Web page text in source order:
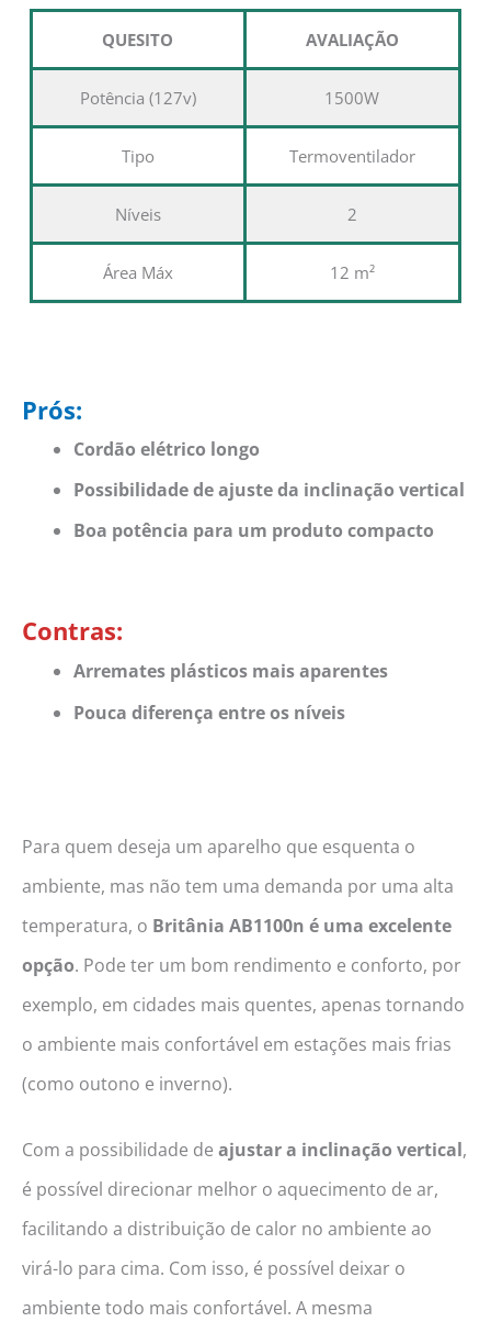
QUESITO AVALIAÇÃO
Potência (127v) 1500W
Tipo Termoventilador
Níveis 2
Área Máx 12 m²
Prós:
Cordão elétrico longo
Possibilidade de ajuste da inclinação vertical
Boa potência para um produto compacto
Contras:
Arremates plásticos mais aparentes
Pouca diferença entre os níveis
Para quem deseja um aparelho que esquenta o
ambiente, mas não tem uma demanda por uma alta
temperatura, o Britânia AB1100n é uma excelente
opção. Pode ter um bom rendimento e conforto, por
exemplo, em cidades mais quentes, apenas tornando
o ambiente mais confortável em estações mais frias
(como outono e inverno).
Com a possibilidade de ajustar a inclinação vertical,
é possível direcionar melhor o aquecimento de ar,
facilitando a distribuição de calor no ambiente ao
virá-lo para cima. Com isso, é possível deixar o
ambiente todo mais confortável. A mesma